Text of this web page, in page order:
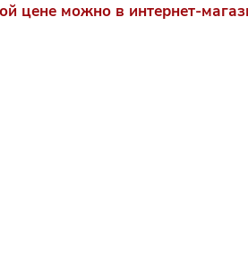
цене можно в интернет-